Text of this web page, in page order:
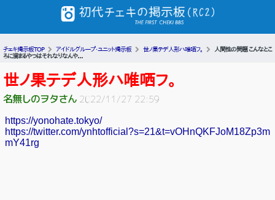
チェキ掲示板TOP アイドルグループ・ユニット掲示板 世ノ果テデ人形ハ唯哂フ。
人間性の問題 こんなとこ
ろに溜まるやつはそれなりなんや...
世ノ果テデ人形ハ唯哂フ。
名無しのヲタさん 2022/11/27 22:59
https://yonohate.tokyo/
https://twitter.com/ynhtofficial?s=21&t=vOHnQKFJoM18Zp3m
mY41rg